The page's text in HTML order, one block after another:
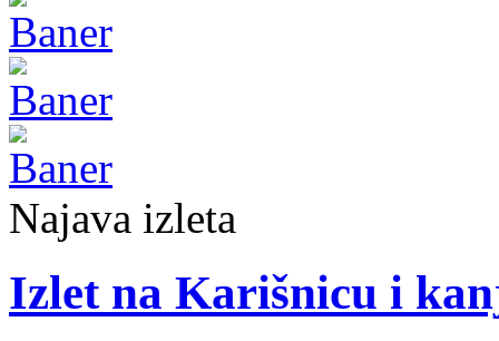
Najava izleta
Izlet na Karišnicu i